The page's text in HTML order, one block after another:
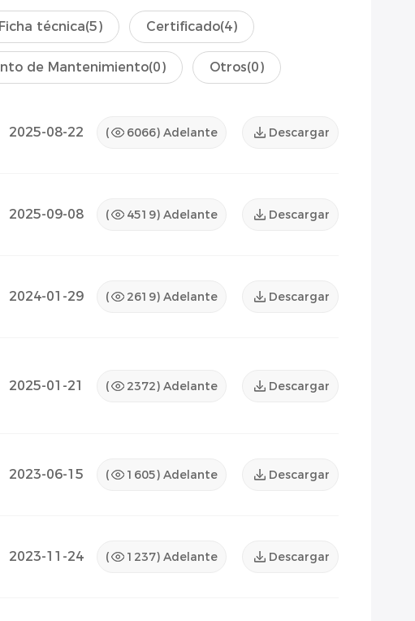
Ficha técnica(5) Certificado(4)
de Mantenimiento(0) Otros(0)
2025-08-22 ( 6066) Adelante Descargar
2025-09-08 ( 4519) Adelante Descargar
2024-01-29 ( 2619) Adelante Descargar
2025-01-21 ( 2372) Adelante Descargar
2023-06-15 ( 1605) Adelante Descargar
2023-11-24 ( 1237) Adelante Descargar